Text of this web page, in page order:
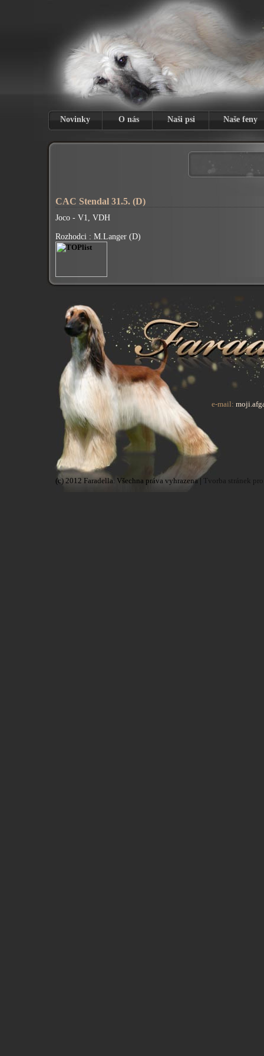
Novinky O nás Naši psi Naše feny
CAC Stendal 31.5. (D)
Joco - V1, VDH
Rozhodci : M.Langer (D)
e-mail:
(c) 2012 Faradella. Všechna práva vyhrazena | Tvorba stránek